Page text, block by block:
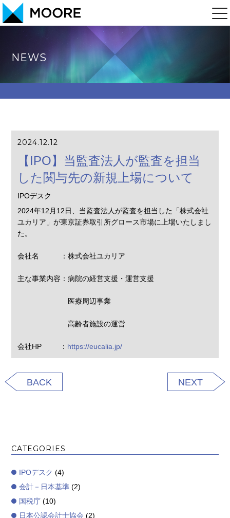
NEWS
2024.12.12
【IPO】当監査法人が監査を担当
した関与先の新規上場について
IPOデスク
2024年12月12日、当監査法人が監査を担当した「株式会社
ユカリア」が東京証券取引所グロース市場に上場いたしまし
た。
会社名 ：株式会社ユカリア
主な事業内容：病院の経営支援・運営支援
医療周辺事業
高齢者施設の運営
会社HP ： https://eucalia.jp/
BACK NEXT
CATEGORIES
IPOデスク (4)
会計－日本基準 (2)
国税庁 (10)
日本公認会計士協会 (2)